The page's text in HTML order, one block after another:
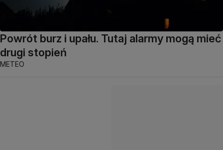
Powrót burz i upału. Tutaj alarmy mogą mieć
drugi stopień
METEO